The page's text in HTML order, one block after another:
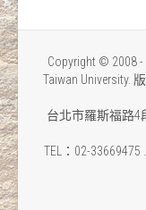
Copyright © 2008 -
Taiwan University.
台北市羅斯福路4
TEL：02-33669475